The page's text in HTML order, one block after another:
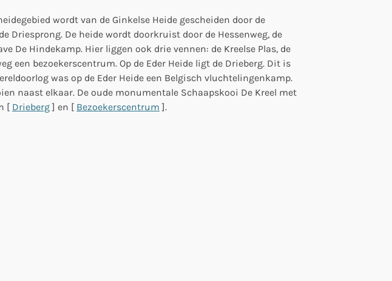
wordt van de Ginkelse Heide gescheiden door de
Driesprong. De heide wordt doorkruist door de Hessenweg, de
De Hindekamp. Hier liggen ook drie vennen: de Kreelse Plas, de
een bezoekerscentrum. Op de Eder Heide ligt de Drieberg. Dit is
was op de Eder Heide een Belgisch vluchtelingenkamp.
naast elkaar. De oude monumentale Schaapskooi De Kreel met
[ Drieberg] en [ Bezoekerscentrum ].